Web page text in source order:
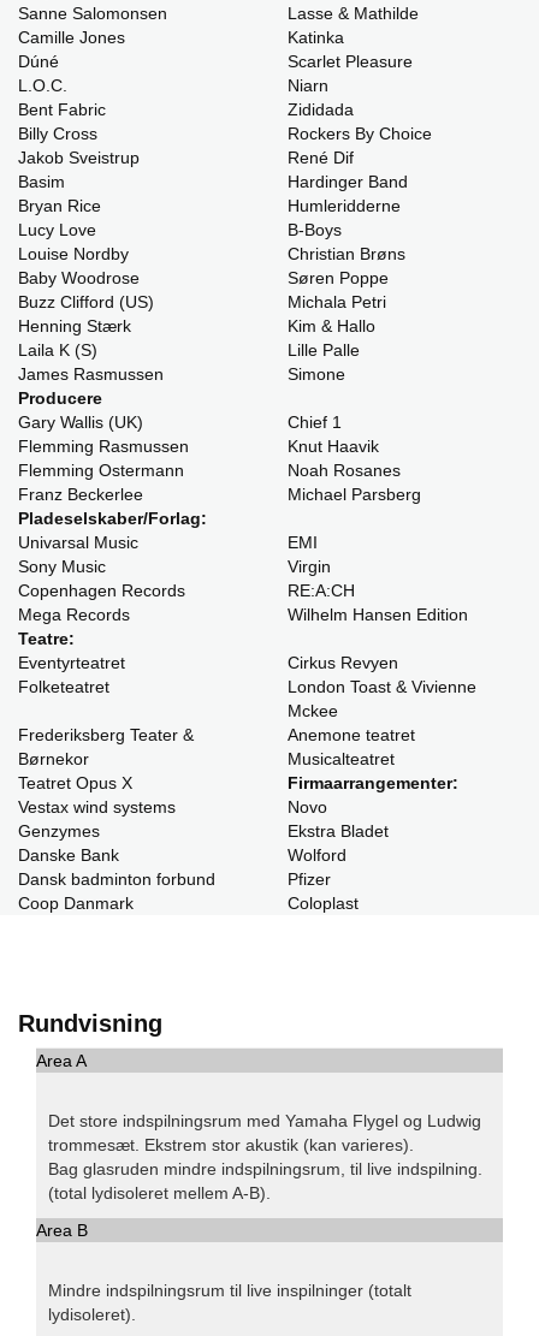
Sanne Salomonsen
Lasse & Mathilde
Camille Jones
Katinka
Dúné
Scarlet Pleasure
L.O.C.
Niarn
Bent Fabric
Zididada
Billy Cross
Rockers By Choice
Jakob Sveistrup
René Dif
Basim
Hardinger Band
Bryan Rice
Humleridderne
Lucy Love
B-Boys
Louise Nordby
Christian Brøns
Baby Woodrose
Søren Poppe
Buzz Clifford (US)
Michala Petri
Henning Stærk
Kim & Hallo
Laila K (S)
Lille Palle
James Rasmussen
Simone
Producere
Gary Wallis (UK)
Chief 1
Flemming Rasmussen
Knut Haavik
Flemming Ostermann
Noah Rosanes
Franz Beckerlee
Michael Parsberg
Pladeselskaber/Forlag:
Univarsal Music
EMI
Sony Music
Virgin
Copenhagen Records
RE:A:CH
Mega Records
Wilhelm Hansen Edition
Teatre:
Eventyrteatret
Cirkus Revyen
Folketeatret
London Toast & Vivienne
Mckee
Frederiksberg Teater &
Børnekor
Anemone teatret
Musicalteatret
Teatret Opus X
Firmaarrangementer:
Vestax wind systems
Novo
Genzymes
Ekstra Bladet
Danske Bank
Wolford
Dansk badminton forbund
Pfizer
Coop Danmark
Coloplast
Rundvisning
Area A
Det store indspilningsrum med Yamaha Flygel og Ludwig
trommesæt. Ekstrem stor akustik (kan varieres).
Bag glasruden mindre indspilningsrum, til live indspilning.
(total lydisoleret mellem A-B).
Area B
Mindre indspilningsrum til live inspilninger (totalt
lydisoleret).